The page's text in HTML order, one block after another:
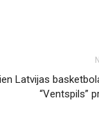
Latvijas
“Ventspils”